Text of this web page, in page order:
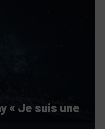
« Je suis une